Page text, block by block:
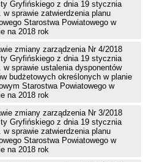
Gryfińskiego z dnia 19 stycznia
w sprawie zatwierdzenia planu
Starostwa Powiatowego w
na 2018 rok
zmiany zarządzenia Nr 4/2018
Gryfińskiego z dnia 19 stycznia
w sprawie ustalenia dysponentów
budżetowych określonych w planie
Starostwa Powiatowego w
na 2018 rok
zmiany zarządzenia Nr 3/2018
Gryfińskiego z dnia 19 stycznia
w sprawie zatwierdzenia planu
Starostwa Powiatowego w
na 2018 rok